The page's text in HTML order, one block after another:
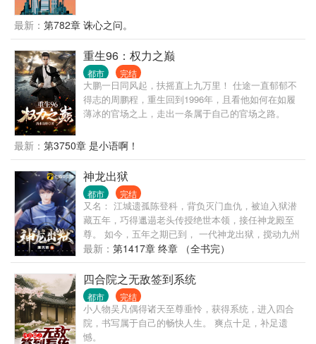
最新： 第782章 诛心之问。
重生96：权力之巅
都市 完结
大鹏一日同风起，扶摇直上九万里！ 仕途一直郁郁不
得志的周鹏程，重生回到1996年，且看他如何在如履
薄冰的官场之上，走出一条属于自己的官场之路。
最新： 第3750章 是小语啊！
神龙出狱
都市 完结
又名： 江城遗孤陈登科，背负灭门血仇，被迫入狱潜
藏五年，巧得邋遢老头传授绝世本领，接任神龙殿至
尊。 如今，五年之期已到， 一代神龙出狱，搅动九州
风云！
最新： 第1417章 终章 （全书完）
四合院之无敌签到系统
都市 完结
小人物吴凡偶得诸天至尊垂怜，获得系统，进入四合
院，书写属于自己的畅快人生。 爽点十足，补足遗
憾。